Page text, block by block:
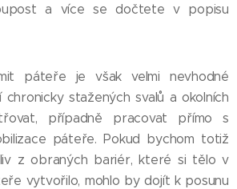
a více se dočtete v popisu
páteře je však velmi nevhodné
chronicky stažených svalů a okolních
případně pracovat přímo s
páteře. Pokud bychom totiž
z obraných bariér, které si tělo v
vytvořilo, mohlo by dojít k posunu